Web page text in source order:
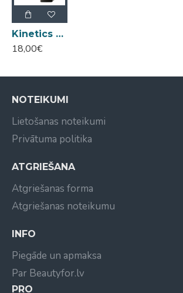
Kinetics Shield Gel Polish #901 Power White 15ml
18,00€
NOTEIKUMI
Lietošanas noteikumi
Privātuma politika
ATGRIEŠANA
Atgriešanas forma
Atgriešanas noteikumu
INFO
Piegāde un apmaksa
Par Beautyfor.lv
PRO